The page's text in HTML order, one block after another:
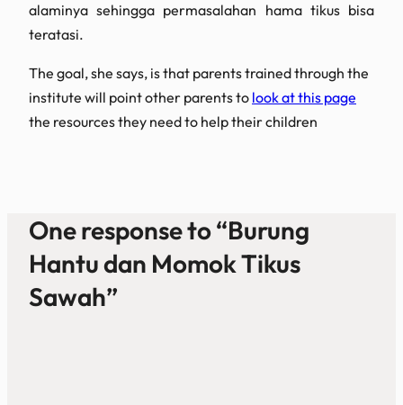
alaminya sehingga permasalahan hama tikus bisa
teratasi.
The goal, she says, is that parents trained through the
institute will point other parents to look at this page
the resources they need to help their children
One response to “Burung
Hantu dan Momok Tikus
Sawah”